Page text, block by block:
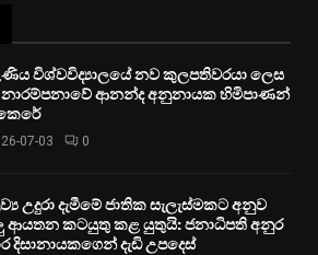
විශ්වවිද්‍යාලයේ නව කුලපතිවරයා ලෙස
නාරම්පනාවේ ආනන්ද අනුනායක හිමිපාණන්
07-03 0
උදුරා දැමීමේ ජාතික සැලැස්මකට අනුව
ආයතන කටයුතු කළ යුතුයි: ජනාධිපති අනුර
දිසානායකගෙන් දැඩි උපදෙස්